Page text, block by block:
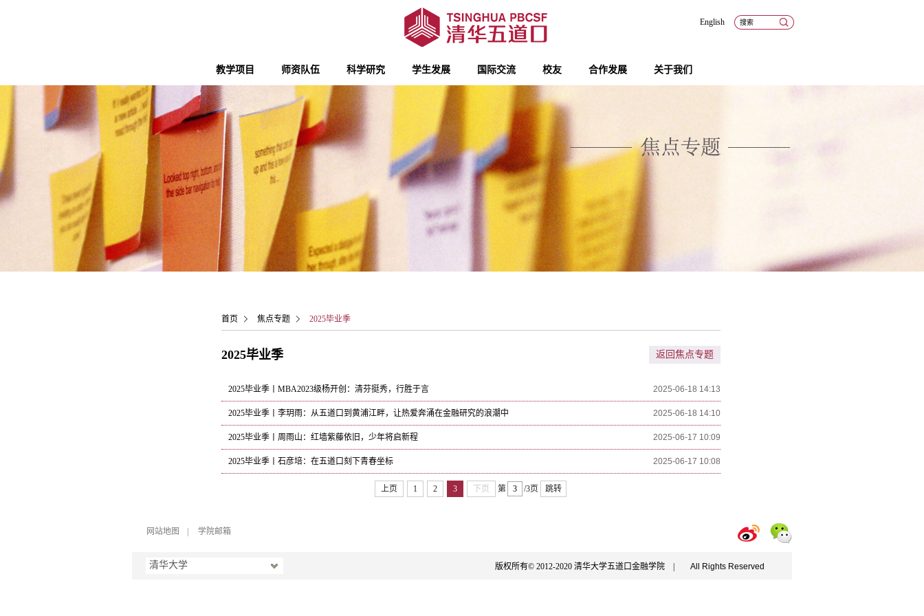
教学项目 师资队伍 科学研究 学生发展 国际交流 校友 合作发展 关于我们
English
首页 焦点专题 2025毕业季
2025毕业季 返回焦点专题
2025毕业季丨MBA2023级杨开创：清芬挺秀，行胜于言 2025-06-18 14:13
2025毕业季丨李玥雨：从五道口到黄浦江畔，让热爱奔涌在金融研究的浪潮中 2025-06-18 14:10
2025毕业季丨周雨山：红墙紫藤依旧，少年将启新程 2025-06-17 10:09
2025毕业季丨石彦培：在五道口刻下青春坐标 2025-06-17 10:08
上页 1 2 3 下页 第 /3页 跳转
网站地图 学院邮箱
清华大学 版权所有© 2012-2020 清华大学五道口金融学院 | All Rights Reserved